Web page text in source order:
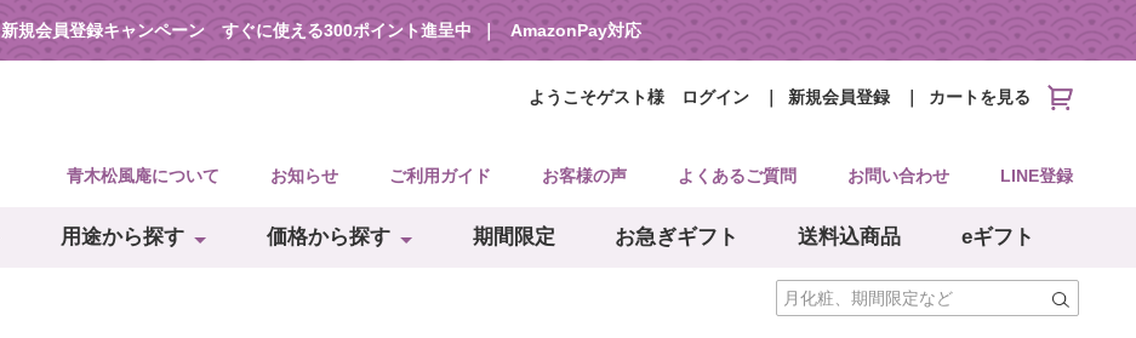
新規会員登録キャンペーン すぐに使える300ポイント進呈中 AmazonPay対応
ようこそゲスト様 ログイン 新規会員登録 カートを見る
青木松風庵について お知らせ ご利用ガイド お客様の声 よくあるご質問 お問い合わせ LINE登録
用途から探す 価格から探す 期間限定 お急ぎギフト 送料込商品 eギフト